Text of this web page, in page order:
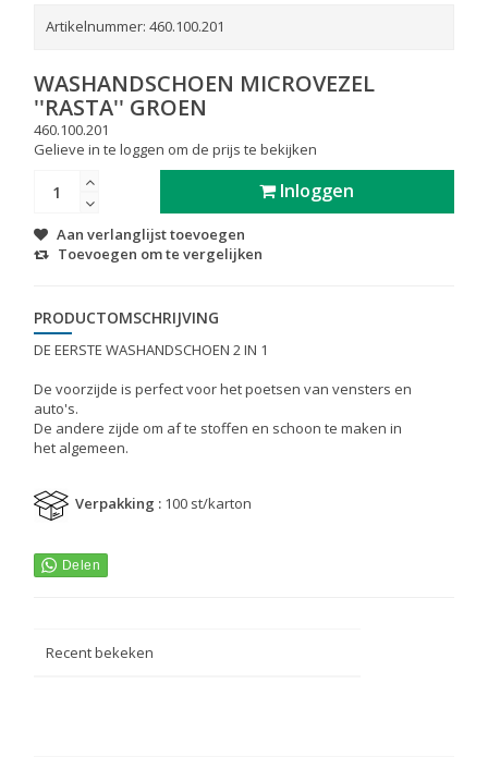
Artikelnummer: 460.100.201
WASHANDSCHOEN MICROVEZEL
''RASTA'' GROEN
460.100.201
Gelieve in te loggen om de prijs te bekijken
Inloggen
Aan verlanglijst toevoegen
Toevoegen om te vergelijken
PRODUCTOMSCHRIJVING
DE EERSTE WASHANDSCHOEN 2 IN 1
De voorzijde is perfect voor het poetsen van vensters en
auto's.
De andere zijde om af te stoffen en schoon te maken in
het algemeen.
Verpakking : 100 st/karton
Recent bekeken